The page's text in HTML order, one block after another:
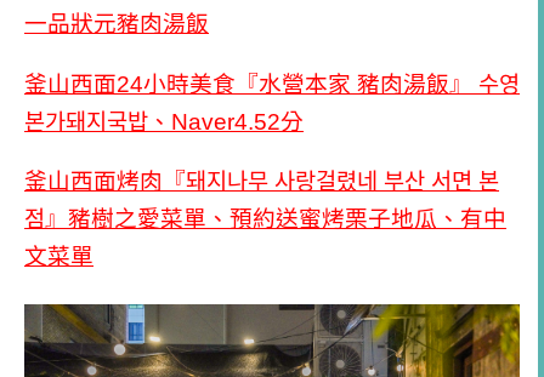
一品狀元豬肉湯飯
釜山西面24小時美食『水營本家 豬肉湯飯』 수영
본가돼지국밥、Naver4.52分
釜山西面烤肉『돼지나무 사랑걸렸네 부산 서면 본
점』豬樹之愛菜單、預約送蜜烤栗子地瓜、有中
文菜單